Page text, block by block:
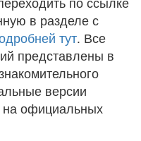
в разделе с
тут. Все
представлены в
версии
на официальных